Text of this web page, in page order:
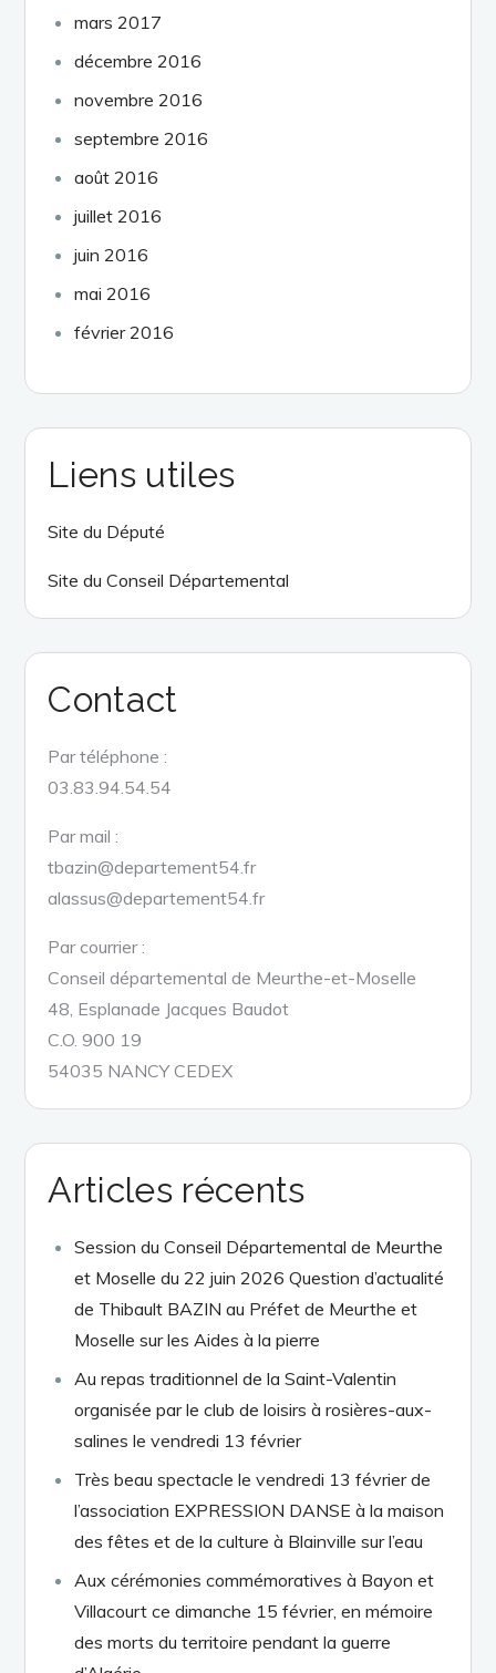
mars 2017
décembre 2016
novembre 2016
septembre 2016
août 2016
juillet 2016
juin 2016
mai 2016
février 2016
Liens utiles
Site du Député
Site du Conseil Départemental
Contact
Par téléphone :
03.83.94.54.54
Par mail :
tbazin@departement54.fr
alassus@departement54.fr
Par courrier :
Conseil départemental de Meurthe-et-Moselle
48, Esplanade Jacques Baudot
C.O. 900 19
54035 NANCY CEDEX
Articles récents
Session du Conseil Départemental de Meurthe
et Moselle du 22 juin 2026 Question d’actualité
de Thibault BAZIN au Préfet de Meurthe et
Moselle sur les Aides à la pierre
Au repas traditionnel de la Saint-Valentin
organisée par le club de loisirs à rosières-aux-
salines le vendredi 13 février
Très beau spectacle le vendredi 13 février de
l’association EXPRESSION DANSE à la maison
des fêtes et de la culture à Blainville sur l’eau
Aux cérémonies commémoratives à Bayon et
Villacourt ce dimanche 15 février, en mémoire
des morts du territoire pendant la guerre